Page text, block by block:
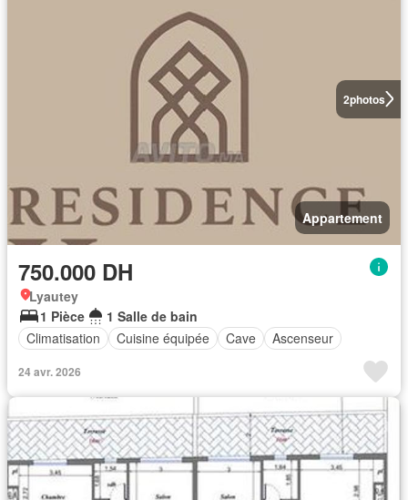
2photos
Appartement
750.000 DH
Lyautey
1 Pièce
1 Salle de bain
Climatisation
Cuisine équipée Cave Ascenseur
24 avr. 2026